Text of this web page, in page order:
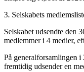
3. Selskabets
Selskabet udsendte den
medlemmer i 4 medier,
På generalforsamlingen i
fremtidig udsender en